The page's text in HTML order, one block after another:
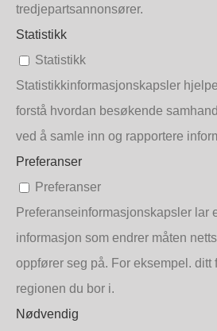
tredjepartsannonsører.
Statistikk
Statistikk
Statistikkinformasjonskapsler
forstå hvordan besøkende
ved å samle inn og rapportere
Preferanser
Preferanser
Preferanseinformasjonskapsler lar
informasjon som endrer måten
oppfører seg på. For eksempel. ditt
regionen du bor i.
Nødvendig